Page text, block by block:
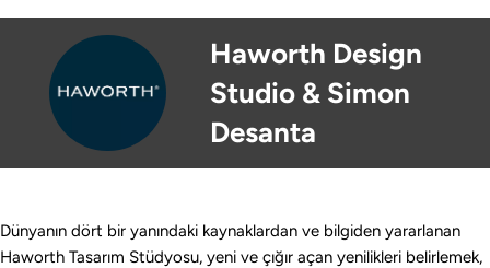
Haworth Design
Studio & Simon
Desanta
Dünyanın dört bir yanındaki kaynaklardan ve bilgiden yararlanan
Haworth Tasarım Stüdyosu, yeni ve çığır açan yenilikleri belirlemek,